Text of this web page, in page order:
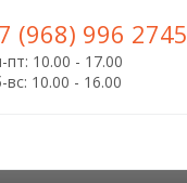
(968) 996 2745
пт: 10.00 - 17.00
вс: 10.00 - 16.00